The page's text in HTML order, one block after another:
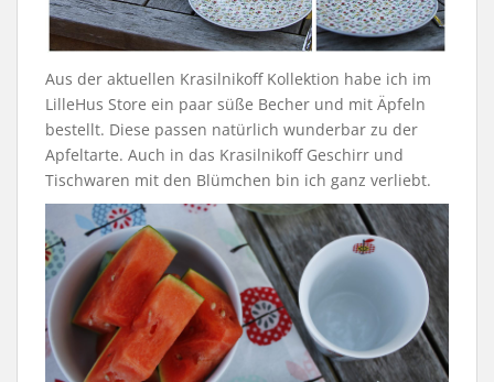
Aus der aktuellen Krasilnikoff Kollektion habe ich im
LilleHus Store ein paar süße Becher und mit Äpfeln
bestellt. Diese passen natürlich wunderbar zu der
Apfeltarte. Auch in das Krasilnikoff Geschirr und
Tischwaren mit den Blümchen bin ich ganz verliebt.